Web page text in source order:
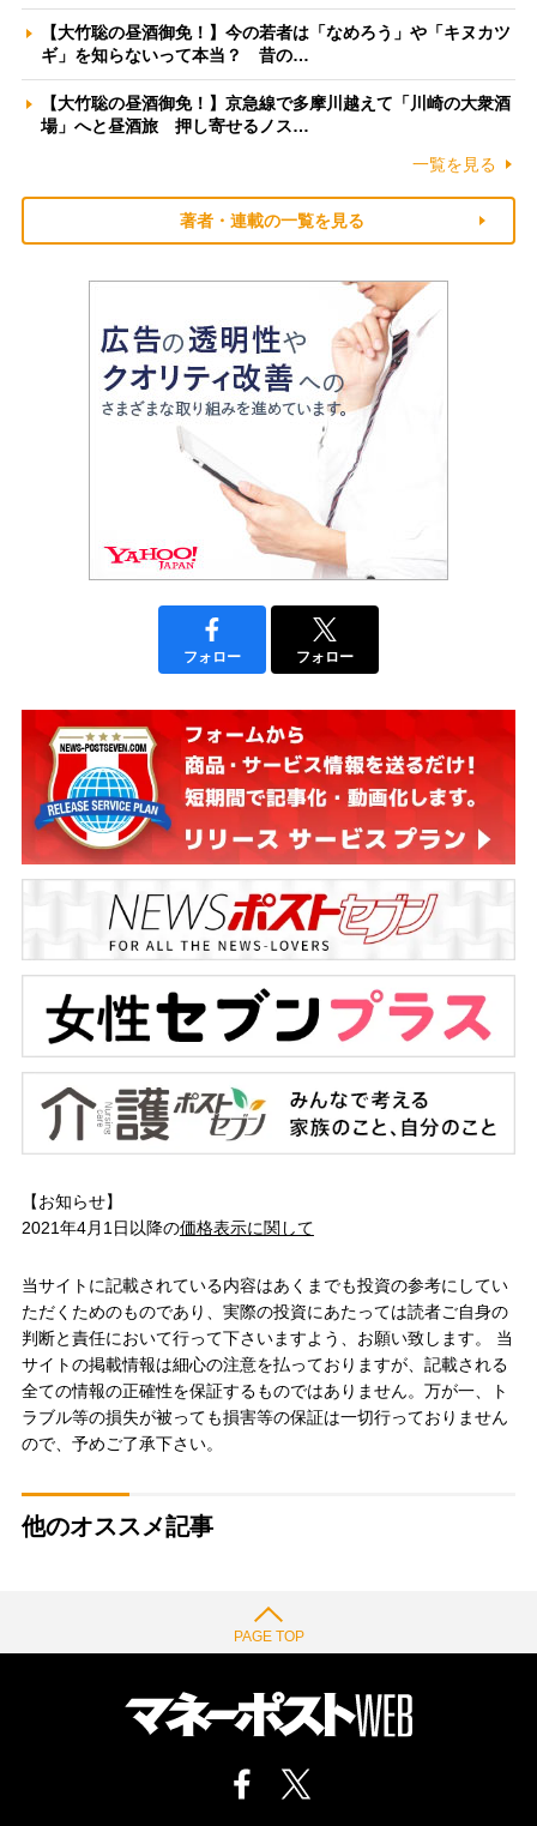
【大竹聡の昼酒御免！】今の若者は「なめろう」や「キヌカツ
ギ」を知らないって本当？ 昔の…
【大竹聡の昼酒御免！】京急線で多摩川越えて「川崎の大衆酒
場」へと昼酒旅 押し寄せるノス…
一覧を見る
著者・連載の一覧を見る
フォロー フォロー
【お知らせ】
2021年4月1日以降の価格表示に関して
当サイトに記載されている内容はあくまでも投資の参考にしてい
ただくためのものであり、実際の投資にあたっては読者ご自身の
判断と責任において行って下さいますよう、お願い致します。 当
サイトの掲載情報は細心の注意を払っておりますが、記載される
全ての情報の正確性を保証するものではありません。万が一、ト
ラブル等の損失が被っても損害等の保証は一切行っておりません
ので、予めご了承下さい。
他のオススメ記事
PAGE TOP